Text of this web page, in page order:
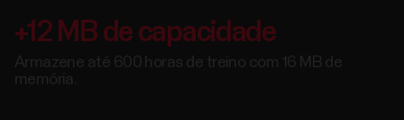
+12 MB de capacidade
Armazene até 600 horas de treino com 16 MB de
memória.